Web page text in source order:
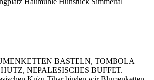
BASTELN, TOMBOLA
NEPALESISCHES BUFFET.